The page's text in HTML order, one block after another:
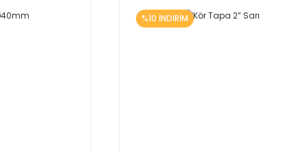
%10 İNDİRİM